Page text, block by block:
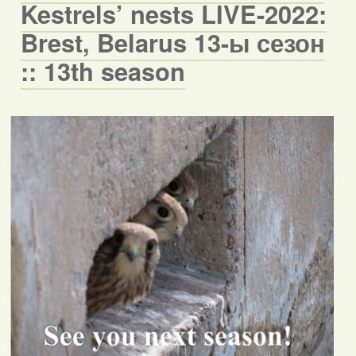
Kestrels’ nests LIVE-2022:
Brest, Belarus 13-ы сезон
:: 13th season